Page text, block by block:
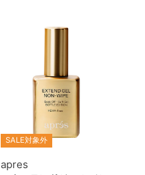
SALE対象外
apres